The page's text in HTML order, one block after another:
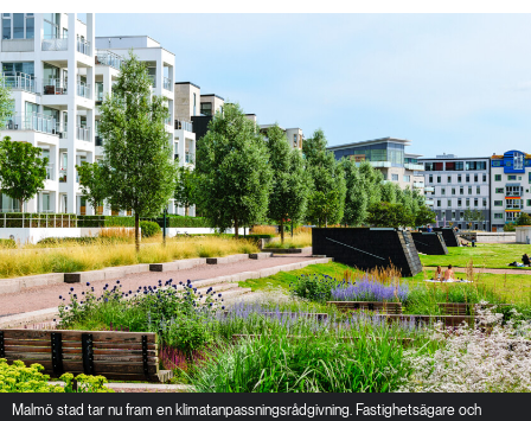
Malmö stad tar nu fram en klimatanpassningsrådgivning. Fastighetsägare och